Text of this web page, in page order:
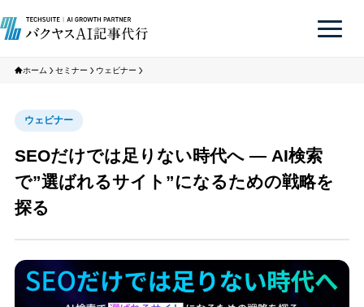
ホーム セミナー ウェビナー
ウェビナー
SEOだけでは足りない時代へ ― AI検索
で”選ばれるサイト”になるための戦略を
探る